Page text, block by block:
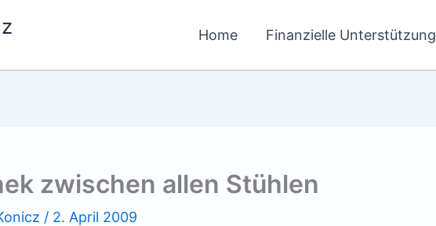
Home Finanzielle Unterstützung
zwischen allen Stühlen
/ 2. April 2009